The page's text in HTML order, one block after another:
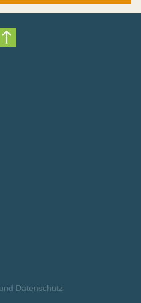
Nach oben scrollen
Datenschutz